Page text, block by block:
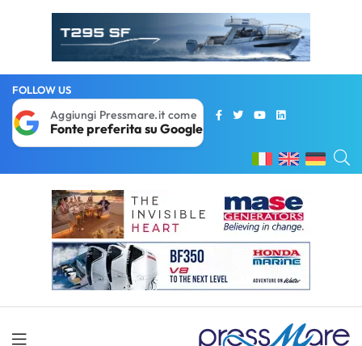
FOLLOW US
Aggiungi Pressmare.it come
Fonte preferita su Google